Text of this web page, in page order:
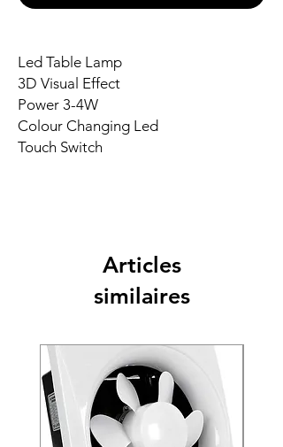
Led Table Lamp
3D Visual Effect
Power 3-4W
Colour Changing Led
Touch Switch
Articles
similaires